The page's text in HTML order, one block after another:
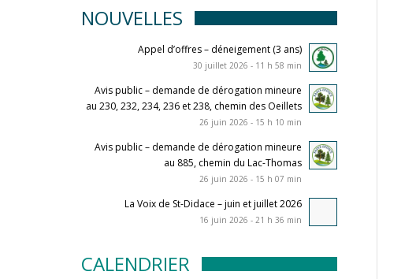
NOUVELLES
Appel d’offres – déneigement (3 ans)
30 juillet 2026 - 11 h 58 min
Avis public – demande de dérogation mineure
au 230, 232, 234, 236 et 238, chemin des Oeillets
26 juin 2026 - 15 h 10 min
Avis public – demande de dérogation mineure
au 885, chemin du Lac-Thomas
26 juin 2026 - 15 h 07 min
La Voix de St-Didace – juin et juillet 2026
16 juin 2026 - 21 h 36 min
CALENDRIER